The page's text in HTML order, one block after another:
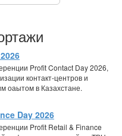
Profit Contact Day 2026,
контакт-центров и
оаытом в Казахстане.
Day 2026
Profit Retail & Finance